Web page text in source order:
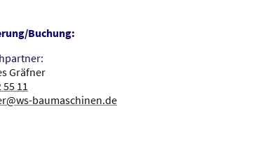
Buchung:
Gräfner
55 11
baumaschinen.de